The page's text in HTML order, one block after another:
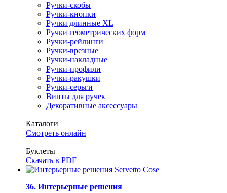
Ручки-скобы
Ручки-кнопки
Ручки длинные XL
Ручки геометрических форм
Ручки-рейлинги
Ручки-врезные
Ручки-накладные
Ручки-профили
Ручки-ракушки
Ручки-серьги
Винты для ручек
Декоративные аксессуары
Каталоги
Смотреть онлайн
Буклеты
Скачать в PDF
36. Интерьерные решения